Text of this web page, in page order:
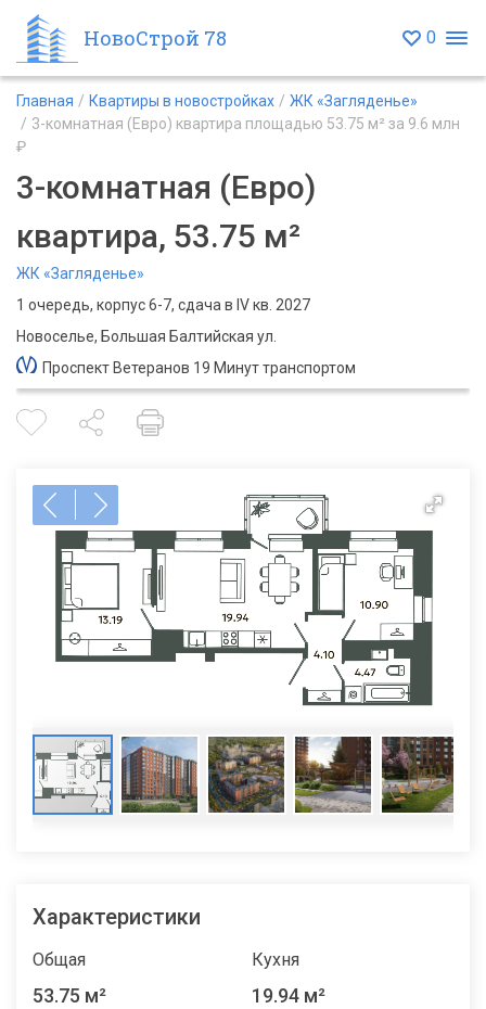
НовоСтрой 78 0
Главная Квартиры в новостройках
ЖК «Загляденье»
3-комнатная (Евро) квартира площадью 53.75 м² за 9.6 млн
₽
3-комнатная (Евро)
квартира, 53.75 м²
ЖК «Загляденье»
1 очередь, корпус 6-7, сдача в IV кв. 2027
Новоселье, Большая Балтийская ул.
Проспект Ветеранов 19 Минут транспортом
Характеристики
Общая
53.75 м²
Кухня
19.94 м²